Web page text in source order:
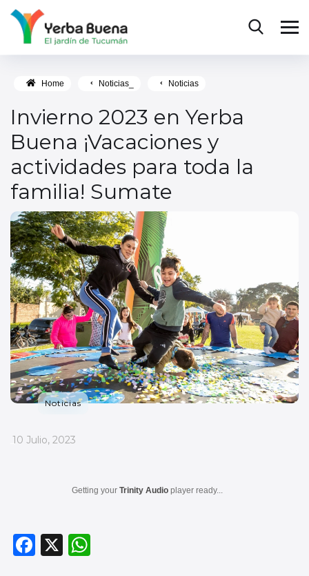
Home Noticias_ Noticias
Invierno 2023 en Yerba
Buena ¡Vacaciones y
actividades para toda la
familia! Sumate
Noticias
_
10 Julio, 2023
Getting your Trinity Audio player ready...
F
X